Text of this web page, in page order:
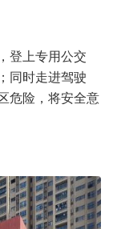
登上专用公交
同时走进驾驶
危险，将安全意